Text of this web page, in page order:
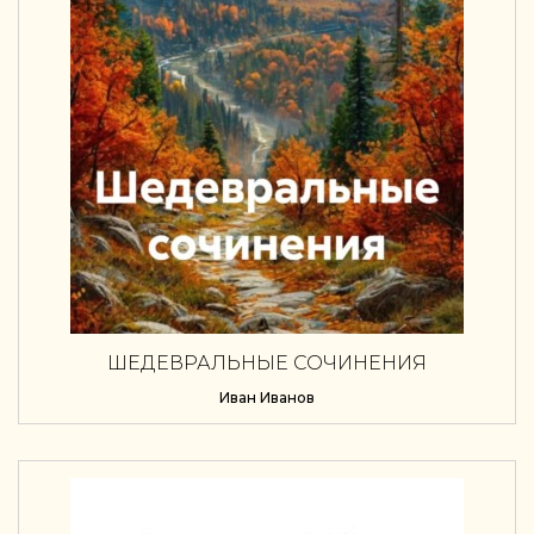
ШЕДЕВРАЛЬНЫЕ СОЧИНЕНИЯ
Иван Иванов